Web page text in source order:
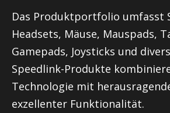
Das Produktportfolio umfasst
Headsets, Mäuse, Mauspads,
Gamepads, Joysticks und
Speedlink-Produkte
Technologie mit
exzellenter Funktionalität.